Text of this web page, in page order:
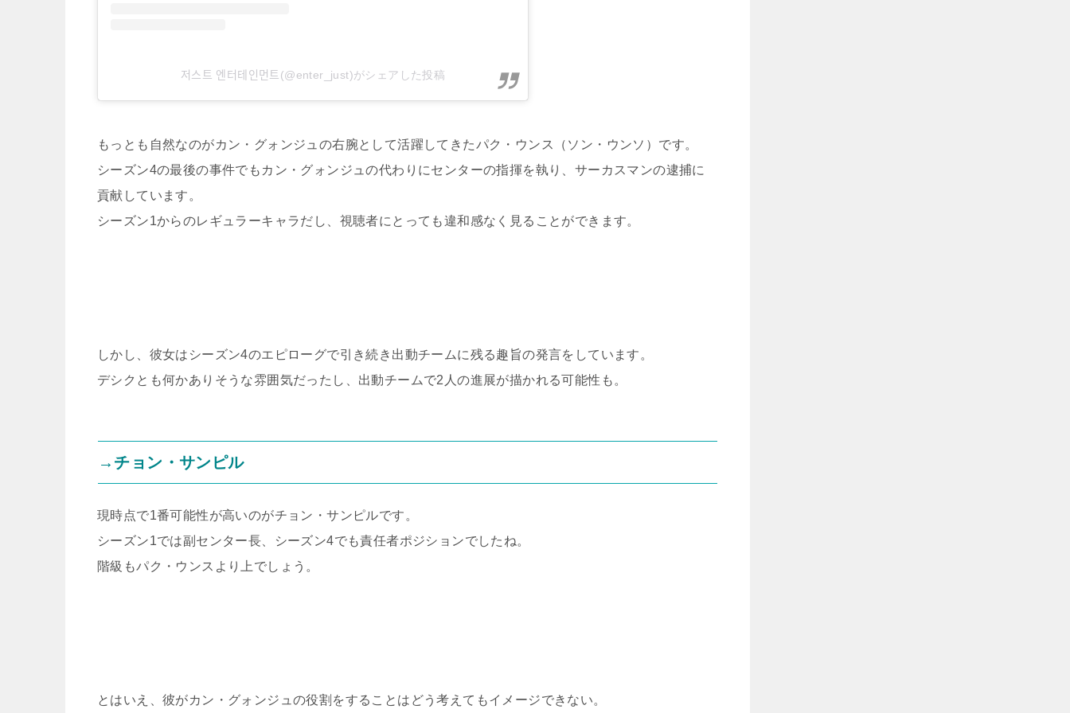
저스트 엔터테인먼트(@enter_just)がシェアした投稿
もっとも自然なのがカン・グォンジュの右腕として活躍してきたパク・ウンス（ソン・ウンソ）です。
シーズン4の最後の事件でもカン・グォンジュの代わりにセンターの指揮を執り、サーカスマンの逮捕に
貢献しています。
シーズン1からのレギュラーキャラだし、視聴者にとっても違和感なく見ることができます。
しかし、彼女はシーズン4のエピローグで引き続き出動チームに残る趣旨の発言をしています。
デシクとも何かありそうな雰囲気だったし、出動チームで2人の進展が描かれる可能性も。
→チョン・サンピル
現時点で1番可能性が高いのがチョン・サンピルです。
シーズン1では副センター長、シーズン4でも責任者ポジションでしたね。
階級もパク・ウンスより上でしょう。
とはいえ、彼がカン・グォンジュの役割をすることはどう考えてもイメージできない。